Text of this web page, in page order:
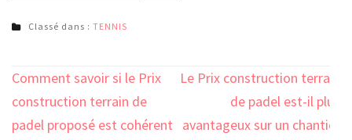
Classé dans : TENNIS
Navigation
de
l’article
Comment savoir si le Prix
construction terrain de
padel proposé est cohérent
Le Prix construction terrain
de padel est-il plus
avantageux sur un chantier